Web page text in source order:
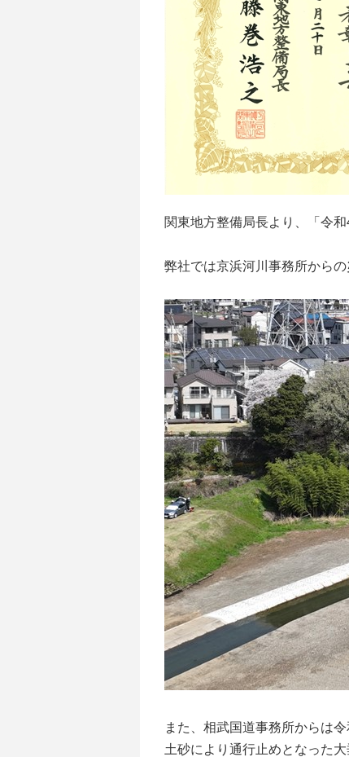
関東地方整備局長より、「令
弊社では京浜河川事務所から
また、相武国道事務所からは
土砂により通行止めとなった